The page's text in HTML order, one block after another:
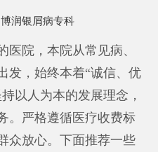
润银屑病专科
医院，本院从常见病、
发，始终本着“诚信、优
以人为本的发展理念，
。严格遵循医疗收费标
众放心。下面推荐一些